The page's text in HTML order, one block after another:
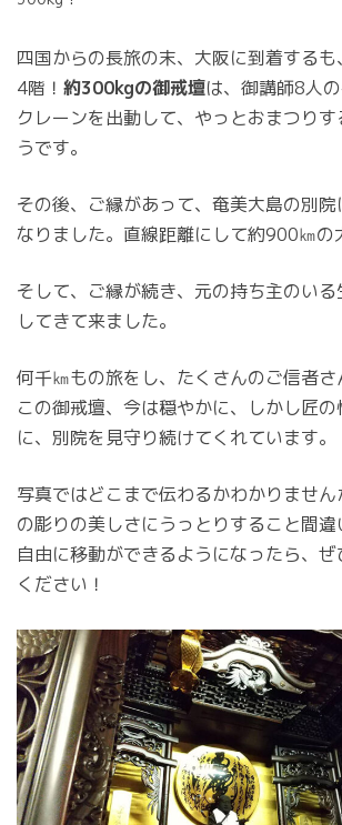
四国からの長旅の末、大阪に到着する
4階！ 約300kgの御戒壇は、御講師8人の
クレーンを出動して、やっとおまつり
うです。
その後、ご縁があって、奄美大島の別
なりました。直線距離にして約900㎞の
そして、ご縁が続き、元の持ち主のい
してきて来ました。
何千㎞もの旅をし、たくさんのご信者
この御戒壇、今は穏やかに、しかし匠
に、別院を見守り続けてくれています。
写真ではどこまで伝わるかわかりませ
の彫りの美しさにうっとりすること間違
自由に移動ができるようになったら、
ください！